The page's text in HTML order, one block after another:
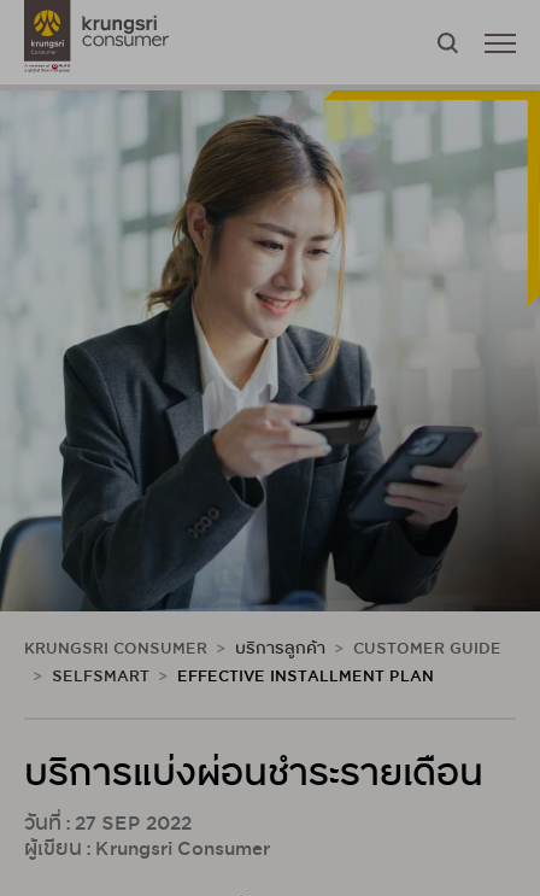
KRUNGSRI CONSUMER บริการลูกค้า
CUSTOMER GUIDE
SELFSMART
EFFECTIVE INSTALLMENT PLAN
บริการแบ่งผ่อนชำระรายเดือน
วันที่ : 27 SEP 2022
ผู้เขียน : Krungsri Consumer